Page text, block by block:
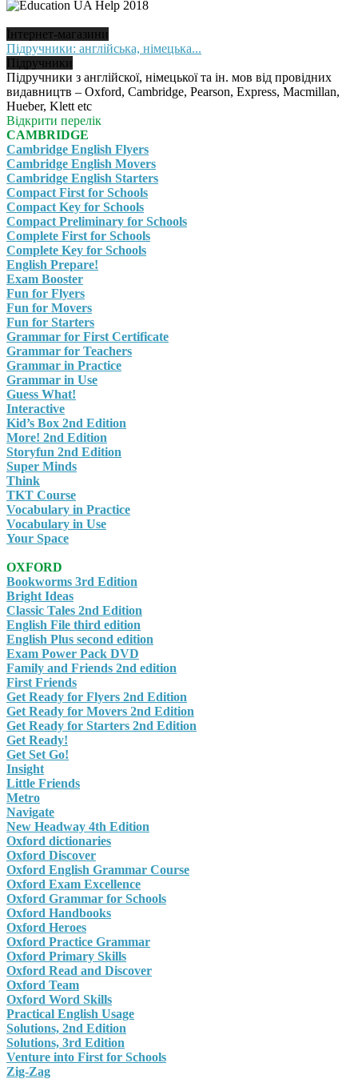
Інтернет-магазини
Підручники: англійська, німецька...
Підручники
Підручники з англійскої, німецької та ін. мов від провідних
видавництв – Oxford, Cambridge, Pearson, Express, Macmillan,
Hueber, Klett etc
Відкрити перелік
CAMBRIDGE
Cambridge English Flyers
Cambridge English Movers
Cambridge English Starters
Compact First for Schools
Compact Key for Schools
Compact Preliminary for Schools
Complete First for Schools
Complete Key for Schools
English Prepare!
Exam Booster
Fun for Flyers
Fun for Movers
Fun for Starters
Grammar for First Certificate
Grammar for Teachers
Grammar in Practice
Grammar in Use
Guess What!
Interactive
Kid’s Box 2nd Edition
More! 2nd Edition
Storyfun 2nd Edition
Super Minds
Think
TKT Course
Vocabulary in Practice
Vocabulary in Use
Your Space
OXFORD
Bookworms 3rd Edition
Bright Ideas
Classic Tales 2nd Edition
English File third edition
English Plus second edition
Exam Power Pack DVD
Family and Friends 2nd edition
First Friends
Get Ready for Flyers 2nd Edition
Get Ready for Movers 2nd Edition
Get Ready for Starters 2nd Edition
Get Ready!
Get Set Go!
Insight
Little Friends
Metro
Navigate
New Headway 4th Edition
Oxford dictionaries
Oxford Discover
Oxford English Grammar Course
Oxford Exam Excellence
Oxford Grammar for Schools
Oxford Handbooks
Oxford Heroes
Oxford Practice Grammar
Oxford Primary Skills
Oxford Read and Discover
Oxford Team
Oxford Word Skills
Practical English Usage
Solutions, 2nd Edition
Solutions, 3rd Edition
Venture into First for Schools
Zig-Zag